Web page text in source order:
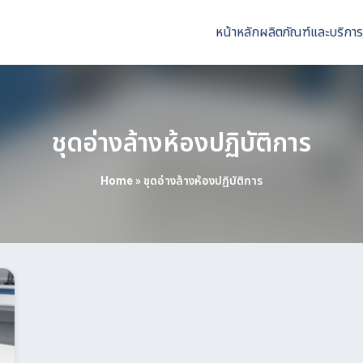
หน้าหลักผลิตภัณฑ์และบริการ
ชุดอ่างล้างห้องปฏิบัติการ
Home » ชุดอ่างล้างห้องปฏิบัติการ